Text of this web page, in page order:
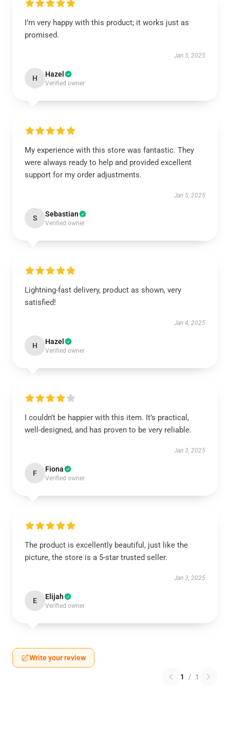
I’m very happy with this product; it works just as
promised.
Jan 5, 2025
H Hazel
Verified owner
My experience with this store was fantastic. They
were always ready to help and provided excellent
support for my order adjustments.
Jan 5, 2025
S Sebastian
Verified owner
Lightning-fast delivery, product as shown, very
satisfied!
Jan 4, 2025
H Hazel
Verified owner
I couldn’t be happier with this item. It’s practical,
well-designed, and has proven to be very reliable.
Jan 3, 2025
F Fiona
Verified owner
The product is excellently beautiful, just like the
picture, the store is a 5-star trusted seller.
Jan 3, 2025
E Elijah
Verified owner
Write your review
1 / 1